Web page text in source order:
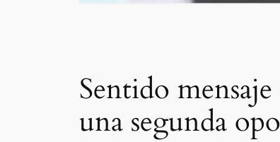
Sentido
una segunda